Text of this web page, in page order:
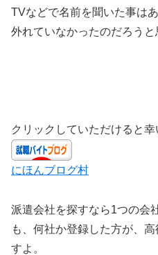
TVなどで名前を聞いた事は
外れていなかったのだろうと
クリックしていただけると幸
にほんブログ村
派遣会社を探すなら1つの会
も、何社か登録した方が、
すよ。